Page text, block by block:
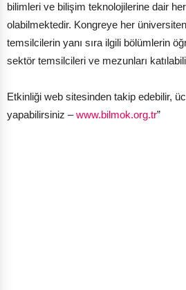
bilimleri ve bilişim teknolojilerine dair
olabilmektedir. Kongreye her
temsilcilerin yanı sıra ilgili bölümlerin
sektör temsilcileri ve mezunları
Etkinliği web sitesinden takip edebilir,
yapabilirsiniz –www.bilmok.org.tr”